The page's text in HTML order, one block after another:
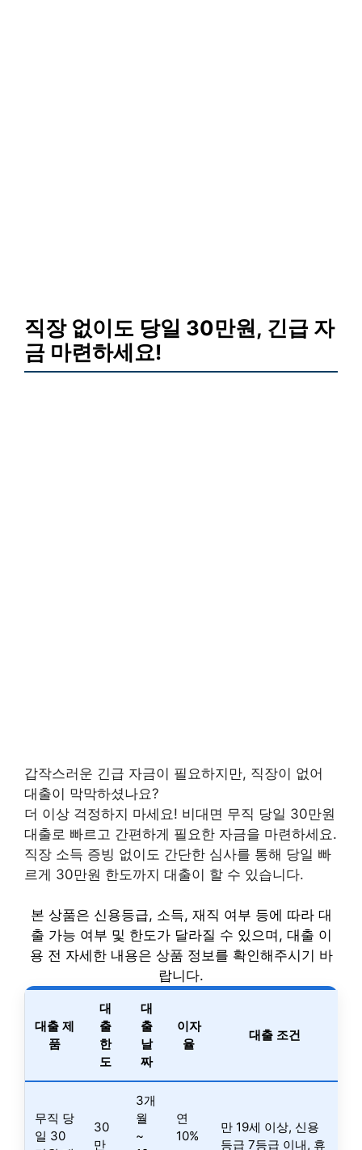
직장 없이도 당일 30만원, 긴급 자
금 마련하세요!
갑작스러운 긴급 자금이 필요하지만, 직장이 없어
대출이 막막하셨나요?
더 이상 걱정하지 마세요! 비대면 무직 당일 30만원
대출로 빠르고 간편하게 필요한 자금을 마련하세요.
직장 소득 증빙 없이도 간단한 심사를 통해 당일 빠
르게 30만원 한도까지 대출이 할 수 있습니다.
본 상품은 신용등급, 소득, 재직 여부 등에 따라 대
출 가능 여부 및 한도가 달라질 수 있으며, 대출 이
용 전 자세한 내용은 상품 정보를 확인해주시기 바
랍니다.
대출 제
품
대
출
한
도
대
출
날
짜
이자
율
대출 조건
무직 당
일 30
30
만
3개
월
~
연
10%
만 19세 이상, 신용
등급 7등급 이내, 휴